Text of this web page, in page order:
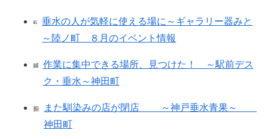
垂水の人が気軽に使える場に～ギャラリー器みと
～陸ノ町 ８月のイベント情報
作業に集中できる場所、見つけた！ ～駅前デス
ク・垂水～神田町
また馴染みの店が閉店 ～神戸垂水青果～
神田町